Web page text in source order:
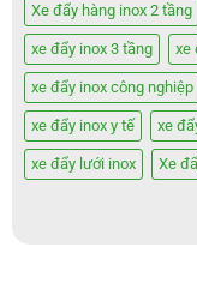
Xe đẩy hàng inox 2 tầng
xe đẩy inox 3 tầng xe
xe đẩy inox công nghiệp
xe đẩy inox y tế xe
xe đẩy lưới inox Xe